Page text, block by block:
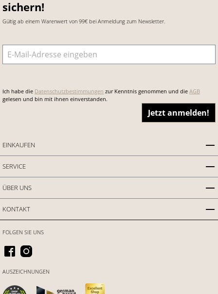
sichern!
Gültig ab einem Warenwert von 99€ bei Anmeldung zum Newsletter.
E-Mail-Adresse
Ich habe die Datenschutzbestimmungen zur Kenntnis genommen und die AGB
gelesen und bin mit ihnen einverstanden.
Jetzt anmelden!
EINKAUFEN
SERVICE
ÜBER UNS
KONTAKT
FOLGEN SIE UNS
AUSZEICHNUNGEN